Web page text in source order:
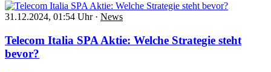
31.12.2024, 01:54 Uhr · News
Telecom Italia SPA Aktie: Welche Strategie steht
bevor?